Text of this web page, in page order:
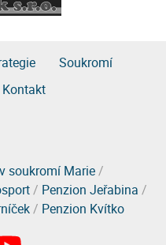
Soukromí
Kontakt
soukromí Marie/
/ Penzion Jeřabina /
/ Penzion Kvítko